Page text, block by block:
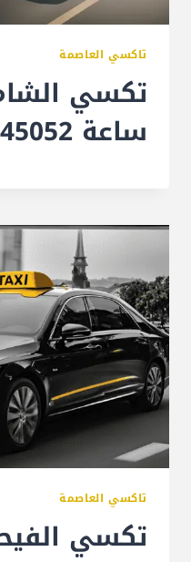
تاكسي العاصمة
ساعة 97145052
تاكسي العاصمة
تكسي